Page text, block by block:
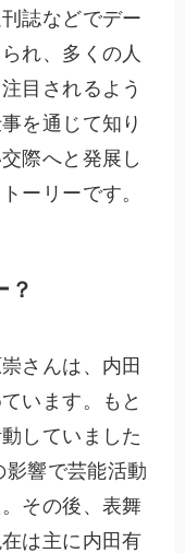
誌などでデー
れ、多くの人
目されるよう
を通じて知り
際へと発展し
ーリーです。
？
さんは、内田
います。もと
していました
響で芸能活動
その後、表舞
は主に内田有